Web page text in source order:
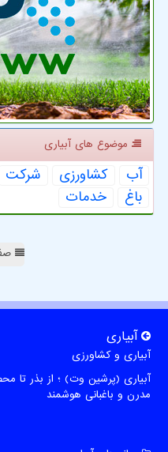
موضوع های آبیاری
آب كشاورزی شركت
باغ
خدمات
آبیاری
آبیاری و کشاورزی
آبیاری (پرشین وت) ؛ از بذر تا
مدرن و باغبانی هوشمند